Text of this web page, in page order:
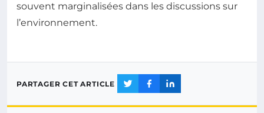
souvent marginalisées dans les discussions sur
l’environnement.
PARTAGER CET ARTICLE